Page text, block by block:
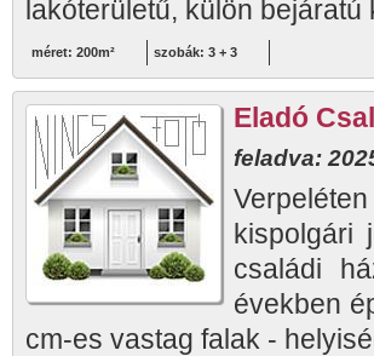
lakóterületű, külön bejáratú
méret: 200m² szobák: 3 + 3
Eladó
feladva:
kispolgári
családi
években
cm-es vastag falak -